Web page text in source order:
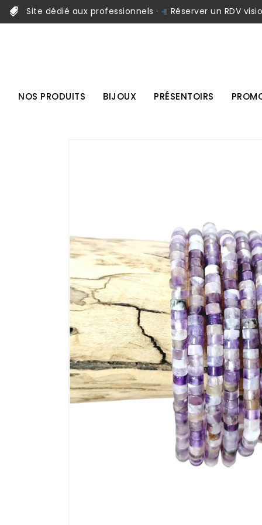
Site dédié aux professionnels · Réserver un RDV visio
NOS PRODUITS BIJOUX PRÉSENTOIRS